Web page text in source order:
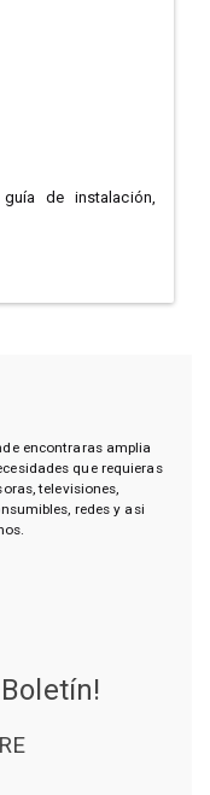
de instalación,
encontraras amplia
que requieras
televisiones,
redes y asi